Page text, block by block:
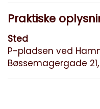
Praktiske
Sted
P-pladsen ved
Bøssemagergade